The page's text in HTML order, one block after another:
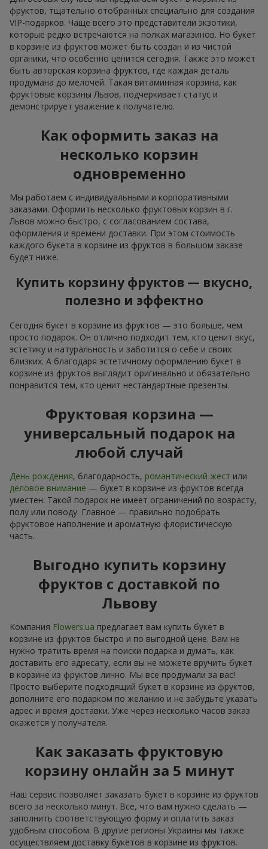
фруктов, тщательно отобранных специально для создания
VIP-подарков. Чаще всего это представители экзотики,
которые редко встречаются на полках магазинов. Но букет
в корзине из фруктов может быть создан и из чистой
органики, что особенно ценится сегодня. Также это может
быть авторская корзина фруктов, где каждая деталь
продумана до мелочей. Такая витаминная корзина, как
фруктовые корзины Львов, подчеркивает статус и
демонстрирует уважение к получателю.
Как оформить заказ на
несколько корзин
одновременно
Мы работаем с индивидуальными и корпоративными
заказами. Оформить несколько фруктовых корзин в г.
Львов можно быстро, с согласованием состава,
оформления и времени доставки. При этом стоимость
каждого букета в корзине из фруктов в большом заказе
будет ниже.
Купить корзину фруктов — вкусно,
полезно и эффектно
Сегодня букет в корзине из фруктов — это больше, чем
просто подарок. Он отлично подходит тем, кто ценит вкус,
эстетику и натуральность и заботится о себе и своих
близких. А благодаря эстетичному оформлению букет в
корзине из фруктов выглядит оригинально и обязательно
понравится тем, кто ценит нестандартные презенты.
Фруктовая корзина —
универсальный подарок на
любой случай
День рождения, благодарность, романтический жест или
деловое внимание — букет в корзине из фруктов всегда
уместен. Такой подарок не имеет ограничений по возрасту,
полу или поводу. Главное — правильно подобрать
фруктовое наполнение и ароматную флористическую
часть.
Выгодно купить корзину
фруктов с доставкой по
Львову
Компания Flowers.ua предлагает вам купить букет в
корзине из фруктов быстро и по выгодной цене. Вам не
нужно тратить время на поиски подарка и думать, как
доставить его адресату, если вы не можете вручить букет
в корзине из фруктов лично. Мы все продумали за вас!
Просто выберите подходящий букет в корзине из фруктов,
дополните его подарком по желанию и не забудьте указать
адрес и время доставки. Уже через несколько часов заказ
окажется у получателя.
Как заказать фруктовую
корзину онлайн за 5 минут
Наш сервис позволяет заказать букет в корзине из фруктов
всего за несколько минут. Все, что вам нужно сделать —
заполнить соответствующую форму и оплатить заказ
удобным способом. В другие регионы Украины мы также
осуществляем доставку букетов в корзине из фруктов.